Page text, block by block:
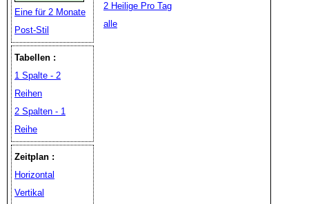
Eine für 2 Monate
Post-Stil
Tabellen :
1 Spalte - 2
Reihen
2 Spalten - 1
Reihe
Zeitplan :
Horizontal
Vertikal
2 Heilige Pro Tag
alle